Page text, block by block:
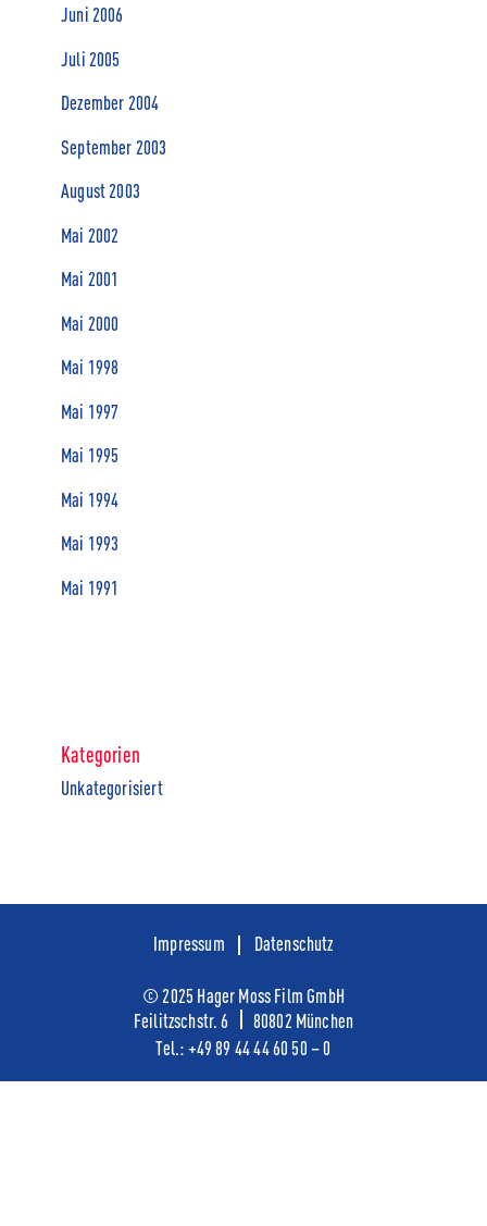
Juni 2006
Juli 2005
Dezember 2004
September 2003
August 2003
Mai 2002
Mai 2001
Mai 2000
Mai 1998
Mai 1997
Mai 1995
Mai 1994
Mai 1993
Mai 1991
Kategorien
Unkategorisiert
Impressum Datenschutz
© 2025 Hager Moss Film GmbH
Feilitzschstr. 6
80802 München
Tel.:+4989 44 44 60 50 – 0